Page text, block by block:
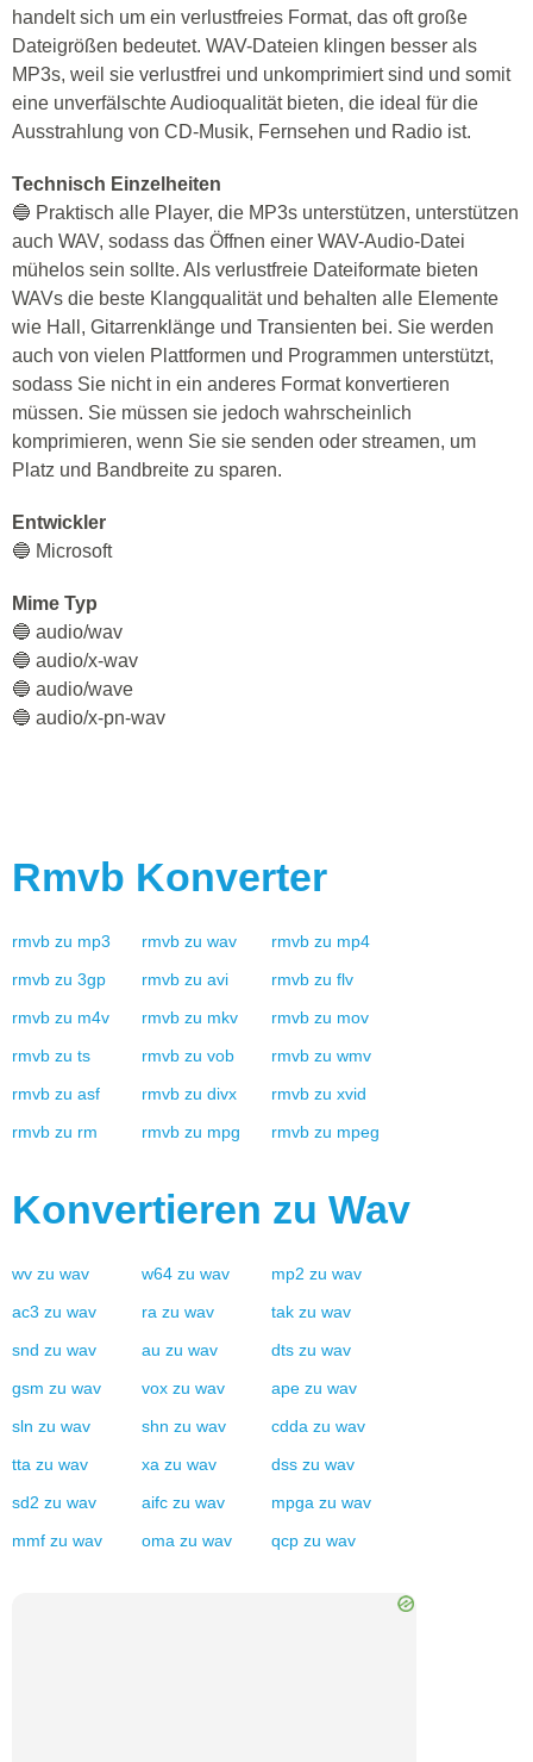
handelt sich um ein verlustfreies Format, das oft große
Dateigrößen bedeutet. WAV-Dateien klingen besser als
MP3s, weil sie verlustfrei und unkomprimiert sind und somit
eine unverfälschte Audioqualität bieten, die ideal für die
Ausstrahlung von CD-Musik, Fernsehen und Radio ist.
Technisch Einzelheiten
🔵 Praktisch alle Player, die MP3s unterstützen, unterstützen
auch WAV, sodass das Öffnen einer WAV-Audio-Datei
mühelos sein sollte. Als verlustfreie Dateiformate bieten
WAVs die beste Klangqualität und behalten alle Elemente
wie Hall, Gitarrenklänge und Transienten bei. Sie werden
auch von vielen Plattformen und Programmen unterstützt,
sodass Sie nicht in ein anderes Format konvertieren
müssen. Sie müssen sie jedoch wahrscheinlich
komprimieren, wenn Sie sie senden oder streamen, um
Platz und Bandbreite zu sparen.
Entwickler
🔵 Microsoft
Mime Typ
🔵 audio/wav
🔵 audio/x-wav
🔵 audio/wave
🔵 audio/x-pn-wav
Rmvb Konverter
rmvb zu mp3 rmvb zu wav rmvb zu mp4
rmvb zu 3gp rmvb zu avi rmvb zu flv
rmvb zu m4v rmvb zu mkv rmvb zu mov
rmvb zu ts rmvb zu vob rmvb zu wmv
rmvb zu asf rmvb zu divx rmvb zu xvid
rmvb zu rm rmvb zu mpg rmvb zu mpeg
Konvertieren zu Wav
wv zu wav w64 zu wav mp2 zu wav
ac3 zu wav ra zu wav tak zu wav
snd zu wav au zu wav dts zu wav
gsm zu wav vox zu wav ape zu wav
sln zu wav shn zu wav cdda zu wav
tta zu wav xa zu wav dss zu wav
sd2 zu wav aifc zu wav mpga zu wav
mmf zu wav oma zu wav qcp zu wav